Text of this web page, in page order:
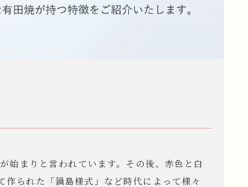
始まりと言われています。その後、赤色と白
られた「鍋島様式」など時代によって様々